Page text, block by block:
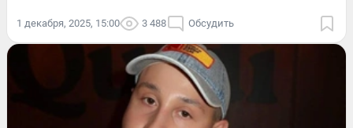
1 декабря, 2025, 15:00 3 488 Обсудить